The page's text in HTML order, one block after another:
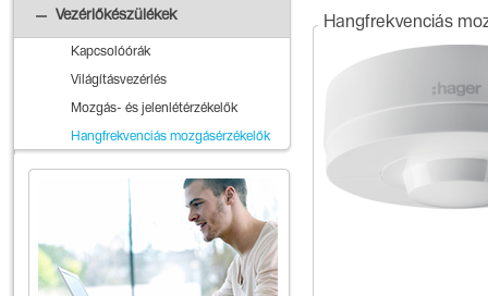
Vezérlőkészülékek
Kapcsolóórák
Világításvezérlés
Mozgás- és jelenlétérzékelők
Hangfrekvenciás mozgásérzékelők
Hangfrekvenciás